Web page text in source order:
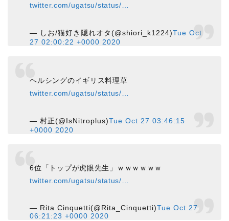
twitter.com/ugatsu/status/…
— しお/猫好き隠れオタ(@shiori_k1224)Tue Oct
27 02:00:22 +0000 2020
ヘルシングのイギリス料理草
twitter.com/ugatsu/status/…
— 村正(@IsNitroplus)Tue Oct 27 03:46:15
+0000 2020
6位「トップが虎眼先生」ｗｗｗｗｗｗ
twitter.com/ugatsu/status/…
— Rita Cinquetti(@Rita_Cinquetti)Tue Oct 27
06:21:23 +0000 2020